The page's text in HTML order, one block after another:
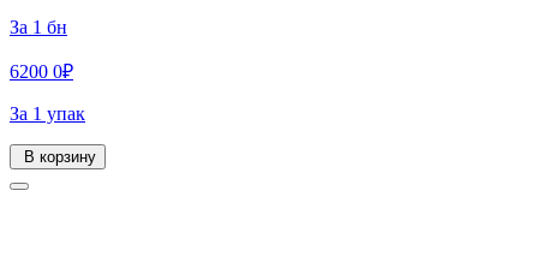
За 1 бн
6200 0₽
За 1 упак
В корзину